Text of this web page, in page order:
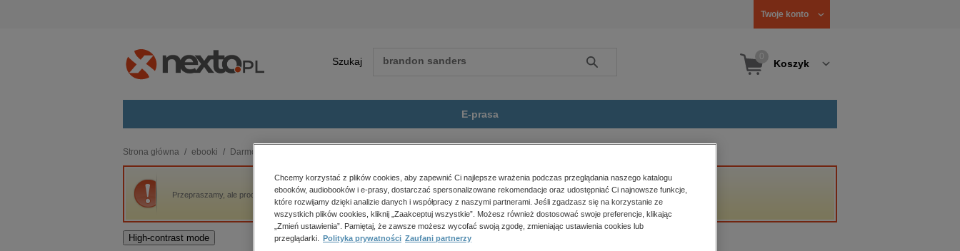
Twoje konto
Szukaj Szukaj Koszyk
E-prasa
budownictwo, aranżacja wnętrz
biznesowe, branżowe, gospodarka
darmowe wydania
edukacja
polityka, społeczno-informacyjne
psychologiczne
inne
popularno-naukowe
historia
Strona główna ebooki Darmowe ebooki
Przepraszamy, ale produkt „Giermek Ksiażęcy” nie jest dostępny.
High-contrast mode
Chcemy korzystać z plików cookies, aby zapewnić Ci najlepsze wrażenia podczas przeglądania naszego katalogu
ebooków, audiobooków i e-prasy, dostarczać spersonalizowane rekomendacje oraz udostępniać Ci najnowsze funkcje,
które rozwijamy dzięki analizie danych i współpracy z naszymi partnerami. Jeśli zgadzasz się na korzystanie ze
wszystkich plików cookies, kliknij „Zaakceptuj wszystkie”. Możesz również dostosować swoje preferencje, klikając
„Zmień ustawienia”. Pamiętaj, że zawsze możesz wycofać swoją zgodę, zmieniając ustawienia cookies lub
przeglądarki.
Polityka prywatności Zaufani partnerzy